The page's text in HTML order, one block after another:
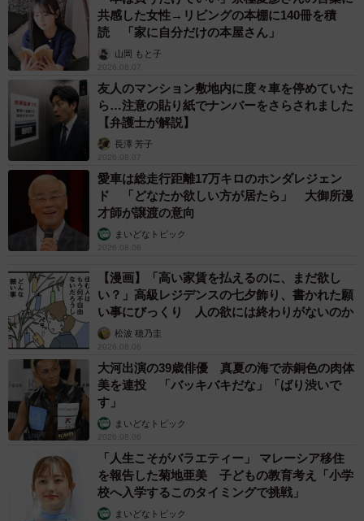
5/16
免許証の写真の変遷 /Ohishiさん（@tyatyamaru_jijimaru_warabi）提供
「これまでの出会いや経験が自分を変えてくれ
た」
30年間で最も印象に残る時期について、「免許証の2枚目か
ら3枚目ですかね。でき婚からの貧乏生活を経験した時期で
す」と話すOhishiさん。
「歳を重ねるごとに優しい顔になっている」とのコメント
には、「ただ太っただけですね」と謙遜しつつ、こう振り
返ります。
「これまでの様々な出会いや経験が自分を変えてくれた」
共感した女性→リビングの本棚に140冊を積
読 「家に自分だけの本屋さん」
山岡 もと子
2026.08.07
友人のマンション敷地内に度々車を停めていた
ら…注意の貼り紙でナンバーをさらされました
【弁護士が解説】
長澤 芳子
2026.08.07
愛車は総走行距離17万キロのホンダレジェン
ド 「どなたか欲しい方が居たら」 大御所漫
才師が譲渡の意向
まいどなトピック
2026.08.06
【漫画】「高い家賃を払えるのに、まだ欲し
い？」高級レジデンスの七夕飾り、書かれた願
い事にびっくり 人の欲には終わりがないのか
松波 穂乃圭
2026.08.06
大河出演の39歳俳優 真夏の海で赤銅色の肉体
美を連投 「バッキバキだな」「ばり渋いで
す」
まいどなトピック
2026.08.06
「人生こそがバラエティー」 マレーシア移住
を報告した菊地亜美 子どもの教育考え「小学
校へ入学するこのタイミングで挑戦」
まいどなトピック